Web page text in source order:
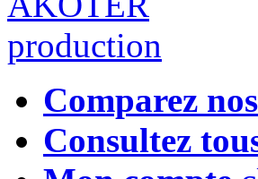
Comparez
Consultez